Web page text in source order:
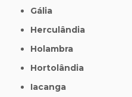
Gália
Herculândia
Holambra
Hortolândia
Iacanga